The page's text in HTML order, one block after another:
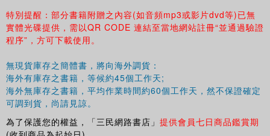
2.13插值和MATLAB的interpl函數
2.14MATLAB的textscan函數
2.15將MATLAB數據輸出到Excel
2.16調試程序
2.17RLC并聯電路
基礎練習
綜合練習
參考文獻
第3章矩陣
特別提醒：部分書籍附贈之內容(如音頻mp3或影片dvd等)已無
實體光碟提供，需以QR CODE 連結至當地網站註冊“並通過驗證
程序”，方可下載使用。
無現貨庫存之簡體書，將向海外調貨：
海外有庫存之書籍，等候約45個工作天;
海外無庫存之書籍，平均作業時間約60個工作天，然不保證確定
可調到貨，尚請見諒。
為了保護您的權益，「三民網路書店」 提供會員七日商品鑑賞期